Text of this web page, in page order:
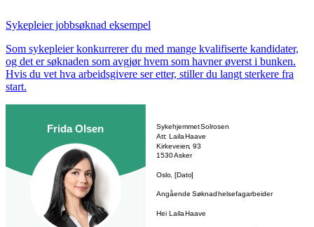
Sykepleier jobbsøknad eksempel
Som sykepleier konkurrerer du med mange kvalifiserte kandidater,
og det er søknaden som avgjør hvem som havner øverst i bunken.
Hvis du vet hva arbeidsgivere ser etter, stiller du langt sterkere fra
start.